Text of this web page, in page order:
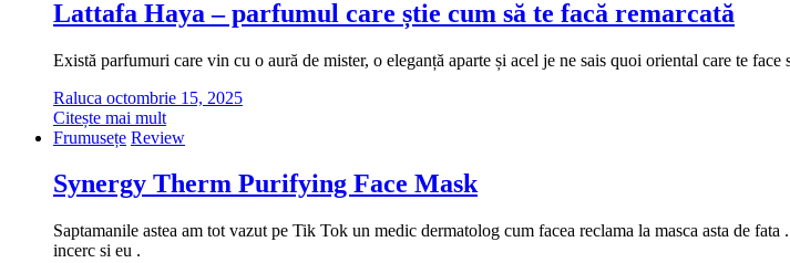
Lattafa Haya – parfumul care știe cum să te facă remarcată
Există parfumuri care vin cu o aură de mister, o eleganță aparte și acel je ne sais quoi oriental care te
Raluca octombrie 15, 2025
Citește mai mult
Frumusețe Review
Synergy Therm Purifying Face Mask
Saptamanile astea am tot vazut pe Tik Tok un medic dermatolog cum facea reclama la masca asta de
incerc si eu .